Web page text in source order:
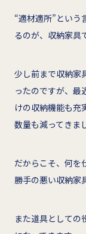
“適材適所”という
るのが、収納家具
少し前まで収納家
ったのですが、最
けの収納機能も充
数量も減ってきま
だからこそ、何を
勝手の悪い収納家
また道具としての